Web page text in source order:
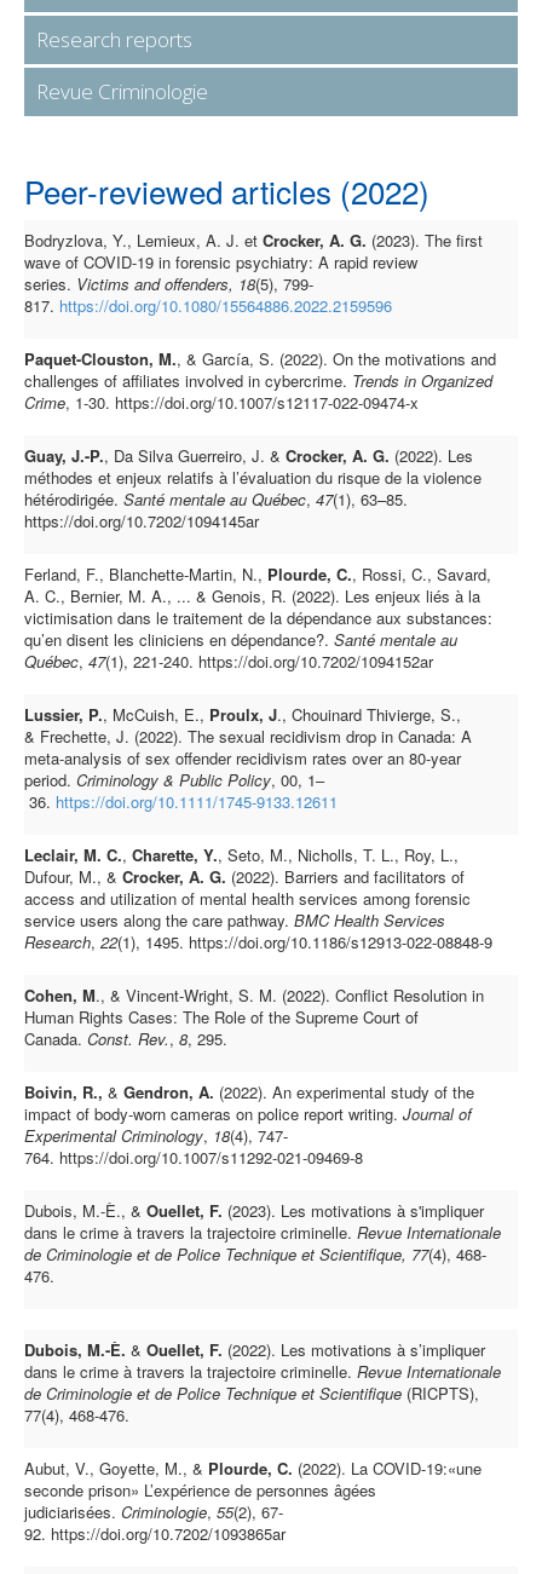
Research reports
Revue Criminologie
Peer-reviewed articles (2022)
Bodryzlova, Y., Lemieux, A. J. et Crocker, A. G. (2023). The first
wave of COVID-19 in forensic psychiatry: A rapid review
series. Victims and offenders, 18(5), 799-
817. https://doi.org/10.1080/15564886.2022.2159596
Paquet-Clouston, M., & García, S. (2022). On the motivations and
challenges of affiliates involved in cybercrime. Trends in Organized
Crime, 1-30. https://doi.org/10.1007/s12117-022-09474-x
Guay, J.-P., Da Silva Guerreiro, J. & Crocker, A. G. (2022). Les
méthodes et enjeux relatifs à l’évaluation du risque de la violence
hétérodirigée. Santé mentale au Québec, 47(1), 63–85.
https://doi.org/10.7202/1094145ar
Ferland, F., Blanchette-Martin, N., Plourde, C., Rossi, C., Savard,
A. C., Bernier, M. A., ... & Genois, R. (2022). Les enjeux liés à la
victimisation dans le traitement de la dépendance aux substances:
qu’en disent les cliniciens en dépendance?. Santé mentale au
Québec, 47(1), 221-240. https://doi.org/10.7202/1094152ar
Lussier, P., McCuish, E., Proulx, J., Chouinard Thivierge, S.,
& Frechette, J. (2022). The sexual recidivism drop in Canada: A
meta-analysis of sex offender recidivism rates over an 80-year
period. Criminology & Public Policy, 00, 1–
36. https://doi.org/10.1111/1745-9133.12611
Leclair, M. C., Charette, Y., Seto, M., Nicholls, T. L., Roy, L.,
Dufour, M., & Crocker, A. G. (2022). Barriers and facilitators of
access and utilization of mental health services among forensic
service users along the care pathway. BMC Health Services
Research, 22(1), 1495. https://doi.org/10.1186/s12913-022-08848-9
Cohen, M., & Vincent-Wright, S. M. (2022). Conflict Resolution in
Human Rights Cases: The Role of the Supreme Court of
Canada. Const. Rev., 8, 295.
Boivin, R., & Gendron, A. (2022). An experimental study of the
impact of body-worn cameras on police report writing. Journal of
Experimental Criminology, 18(4), 747-
764. https://doi.org/10.1007/s11292-021-09469-8
Dubois, M.-È., & Ouellet, F. (2023). Les motivations à s'impliquer
dans le crime à travers la trajectoire criminelle. Revue Internationale
de Criminologie et de Police Technique et Scientifique, 77(4), 468-
476.
Dubois, M.-È. & Ouellet, F. (2022). Les motivations à s’impliquer
dans le crime à travers la trajectoire criminelle. Revue Internationale
de Criminologie et de Police Technique et Scientifique (RICPTS),
77(4), 468-476.
Aubut, V., Goyette, M., & Plourde, C. (2022). La COVID-19:«une
seconde prison» L’expérience de personnes âgées
judiciarisées. Criminologie, 55(2), 67-
92. https://doi.org/10.7202/1093865ar